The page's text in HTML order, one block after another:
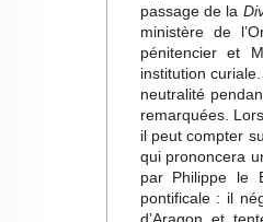
passage de la
ministère de
pénitencier et
institution
neutralité
remarquées.
il peut compter
qui prononcera
par Philippe le
pontificale : il
d’Aragon et